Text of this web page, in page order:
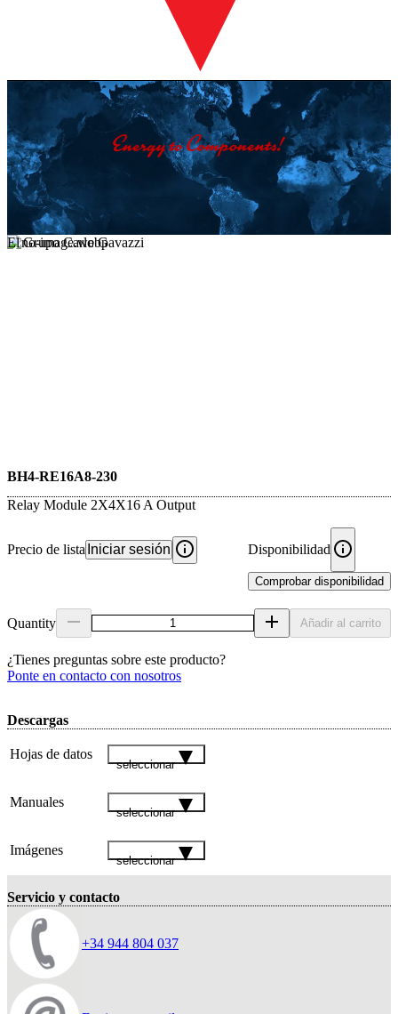
El Grupo Carlo Gavazzi
BH4-RE16A8-230
Relay Module 2X4X16 A Output
Precio de lista Iniciar sesión Disponibilidad
Comprobar disponibilidad
Quantity Añadir al carrito
¿Tienes preguntas sobre este producto?
Ponte en contacto con nosotros
Descargas
Hojas de datos
seleccionar
Manuales
seleccionar
Imágenes
seleccionar
Servicio y contacto
+34 944 804 037